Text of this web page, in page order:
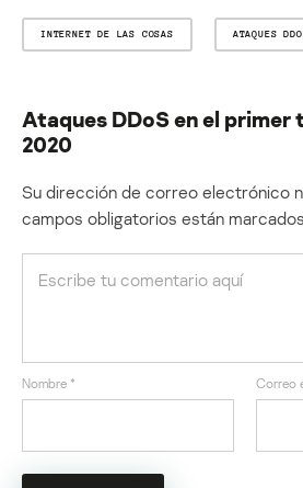
INTERNET DE LAS COSAS ATAQUES
Ataques DDoS en el
2020
Su dirección de correo electrónico
campos obligatorios están
Nombre * Correo